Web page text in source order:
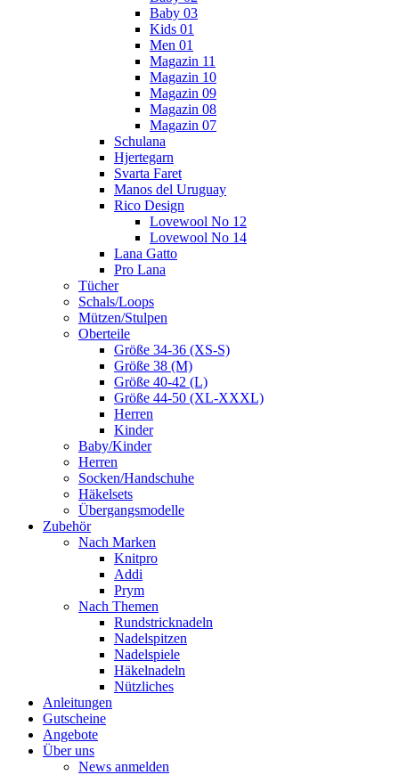
Baby 03
Kids 01
Men 01
Magazin 11
Magazin 10
Magazin 09
Magazin 08
Magazin 07
Schulana
Hjertegarn
Svarta Faret
Manos del Uruguay
Rico Design
Lovewool No 12
Lovewool No 14
Lana Gatto
Pro Lana
Tücher
Schals/Loops
Mützen/Stulpen
Oberteile
Größe 34-36 (XS-S)
Größe 38 (M)
Größe 40-42 (L)
Größe 44-50 (XL-XXXL)
Herren
Kinder
Baby/Kinder
Herren
Socken/Handschuhe
Häkelsets
Übergangsmodelle
Zubehör
Nach Marken
Knitpro
Addi
Prym
Nach Themen
Rundstricknadeln
Nadelspitzen
Nadelspiele
Häkelnadeln
Nützliches
Anleitungen
Gutscheine
Angebote
Über uns
News anmelden